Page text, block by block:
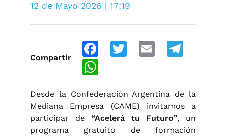
12 de Mayo 2026 | 17:19
Compartir
FacebookTwitter Email
Desde la Confederación Argentina de la
Mediana Empresa (CAME) invitamos a
participar de “Acelerá tu Futuro”, un
programa gratuito de formación